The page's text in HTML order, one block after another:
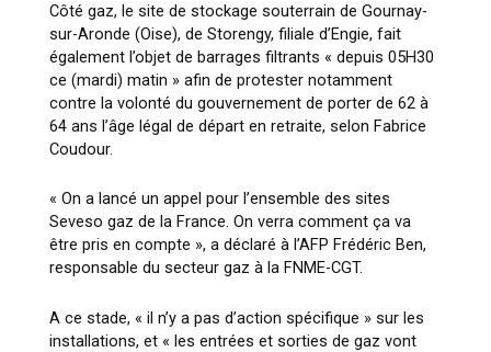
Côté gaz, le site de stockage souterrain de Gournay-
sur-Aronde (Oise), de Storengy, filiale d’Engie, fait
également l’objet de barrages filtrants « depuis 05H30
ce (mardi) matin » afin de protester notamment
contre la volonté du gouvernement de porter de 62 à
64 ans l’âge légal de départ en retraite, selon Fabrice
Coudour.
« On a lancé un appel pour l’ensemble des sites
Seveso gaz de la France. On verra comment ça va
être pris en compte », a déclaré à l’AFP Frédéric Ben,
responsable du secteur gaz à la FNME-CGT.
A ce stade, « il n’y a pas d’action spécifique » sur les
installations, et « les entrées et sorties de gaz vont